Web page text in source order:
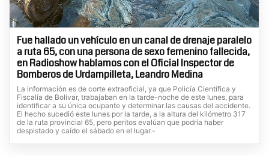
Fue hallado un vehículo en un canal de drenaje paralelo
a ruta 65, con una persona de sexo femenino fallecida,
en Radioshow hablamos con el Oficial Inspector de
Bomberos de Urdampilleta, Leandro Medina
La información es de corte extraoficial, ya que Policía Científica y
Fiscalía de Bolívar, trabajaban en la tarde-noche de este lunes, para
identificar a su única ocupante y determinar las causas del accidente.
El hecho sucedió este lunes por la tarde, a la altura del kilómetro 317
de la ruta provincial 65, pero peritos evalúan que podría haber
despistado y caído el sábado en el lugar.-